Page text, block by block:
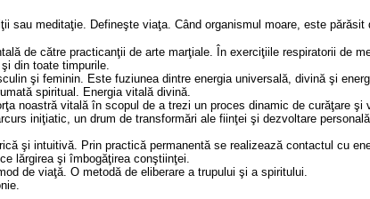
sau meditaţie. Defineşte viaţa. Când organismul moare, este părăsit
de către practicanţii de arte marţiale. În exerciţiile respiratorii de
din toate timpurile.
şi feminin. Este fuziunea dintre energia universală, divină şi
spiritual. Energia vitală divină.
noastră vitală în scopul de a trezi un proces dinamic de curăţare şi
iniţiatic, un drum de transformări ale fiinţei şi dezvoltare
şi intuitivă. Prin practică permanentă se realizează contactul cu
lărgirea şi îmbogăţirea conştiinţei.
de viaţă. O metodă de eliberare a trupului şi a spiritului.